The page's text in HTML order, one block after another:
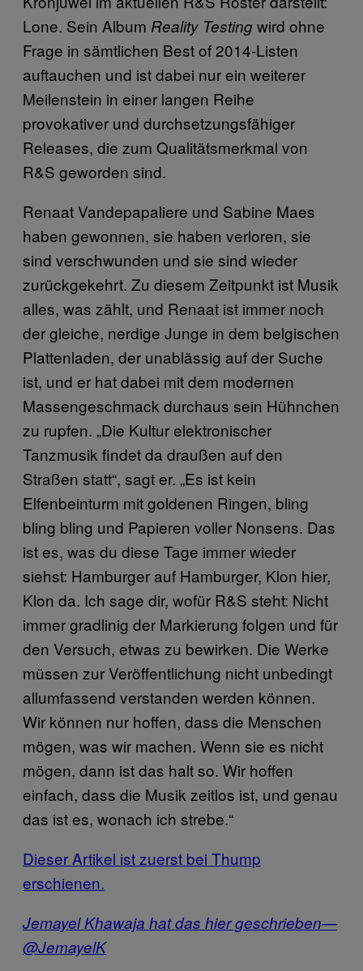
Lone. Sein Album Reality Testingwird ohne
Frage in sämtlichen Best of 2014-Listen
auftauchen und ist dabei nur ein weiterer
Meilenstein in einer langen Reihe
provokativer und durchsetzungsfähiger
Releases, die zum Qualitätsmerkmal von
R&S geworden sind.
Renaat Vandepapaliere und Sabine Maes
haben gewonnen, sie haben verloren, sie
sind verschwunden und sie sind wieder
zurückgekehrt. Zu diesem Zeitpunkt ist Musik
alles, was zählt, und Renaat ist immer noch
der gleiche, nerdige Junge in dem belgischen
Plattenladen, der unablässig auf der Suche
ist, und er hat dabei mit dem modernen
Massengeschmack durchaus sein Hühnchen
zu rupfen. „Die Kultur elektronischer
Tanzmusik findet da draußen auf den
Straßen statt“, sagt er. „Es ist kein
Elfenbeinturm mit goldenen Ringen, bling
bling bling und Papieren voller Nonsens. Das
ist es, was du diese Tage immer wieder
siehst: Hamburger auf Hamburger, Klon hier,
Klon da. Ich sage dir, wofür R&S steht: Nicht
immer gradlinig der Markierung folgen und für
den Versuch, etwas zu bewirken. Die Werke
müssen zur Veröffentlichung nicht unbedingt
allumfassend verstanden werden können.
Wir können nur hoffen, dass die Menschen
mögen, was wir machen. Wenn sie es nicht
mögen, dann ist das halt so. Wir hoffen
einfach, dass die Musik zeitlos ist, und genau
das ist es, wonach ich strebe.“
Dieser Artikel ist zuerst bei Thump
erschienen.
Jemayel Khawaja hat das hier geschrieben—
@JemayelK